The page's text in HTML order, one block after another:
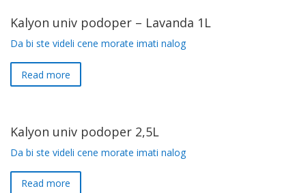
Kalyon univ podoper – Lavanda 1L
Da bi ste videli cene morate imati nalog
Read more
Kalyon univ podoper 2,5L
Da bi ste videli cene morate imati nalog
Read more